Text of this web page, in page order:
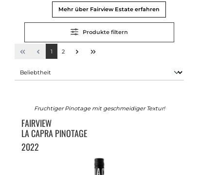
Mehr über Fairview Estate erfahren
Produkte filtern
1 2
Fruchtiger Pinotage mit geschmeidiger Textur!
FAIRVIEW
LA CAPRA PINOTAGE
2022